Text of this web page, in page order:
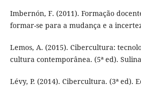
Imbernón, F. (2011). Formação
formar-se para a mudança e a
Lemos, A. (2015). Cibercultura:
cultura contemporânea. (5ª ed).
Lévy, P. (2014). Cibercultura. (3ª ed).